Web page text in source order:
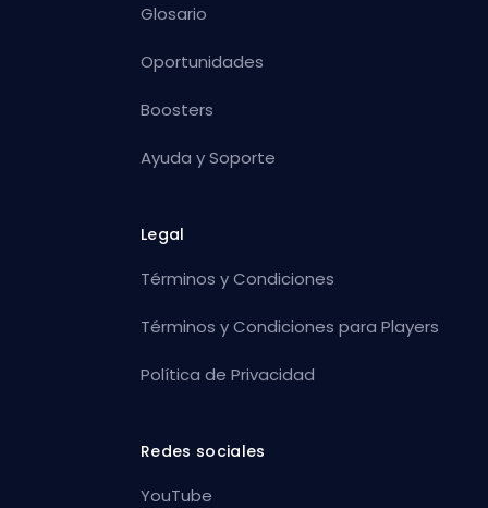
Glosario
Oportunidades
Boosters
Ayuda y Soporte
Legal
Términos y Condiciones
Términos y Condiciones para Players
Política de Privacidad
Redes sociales
YouTube